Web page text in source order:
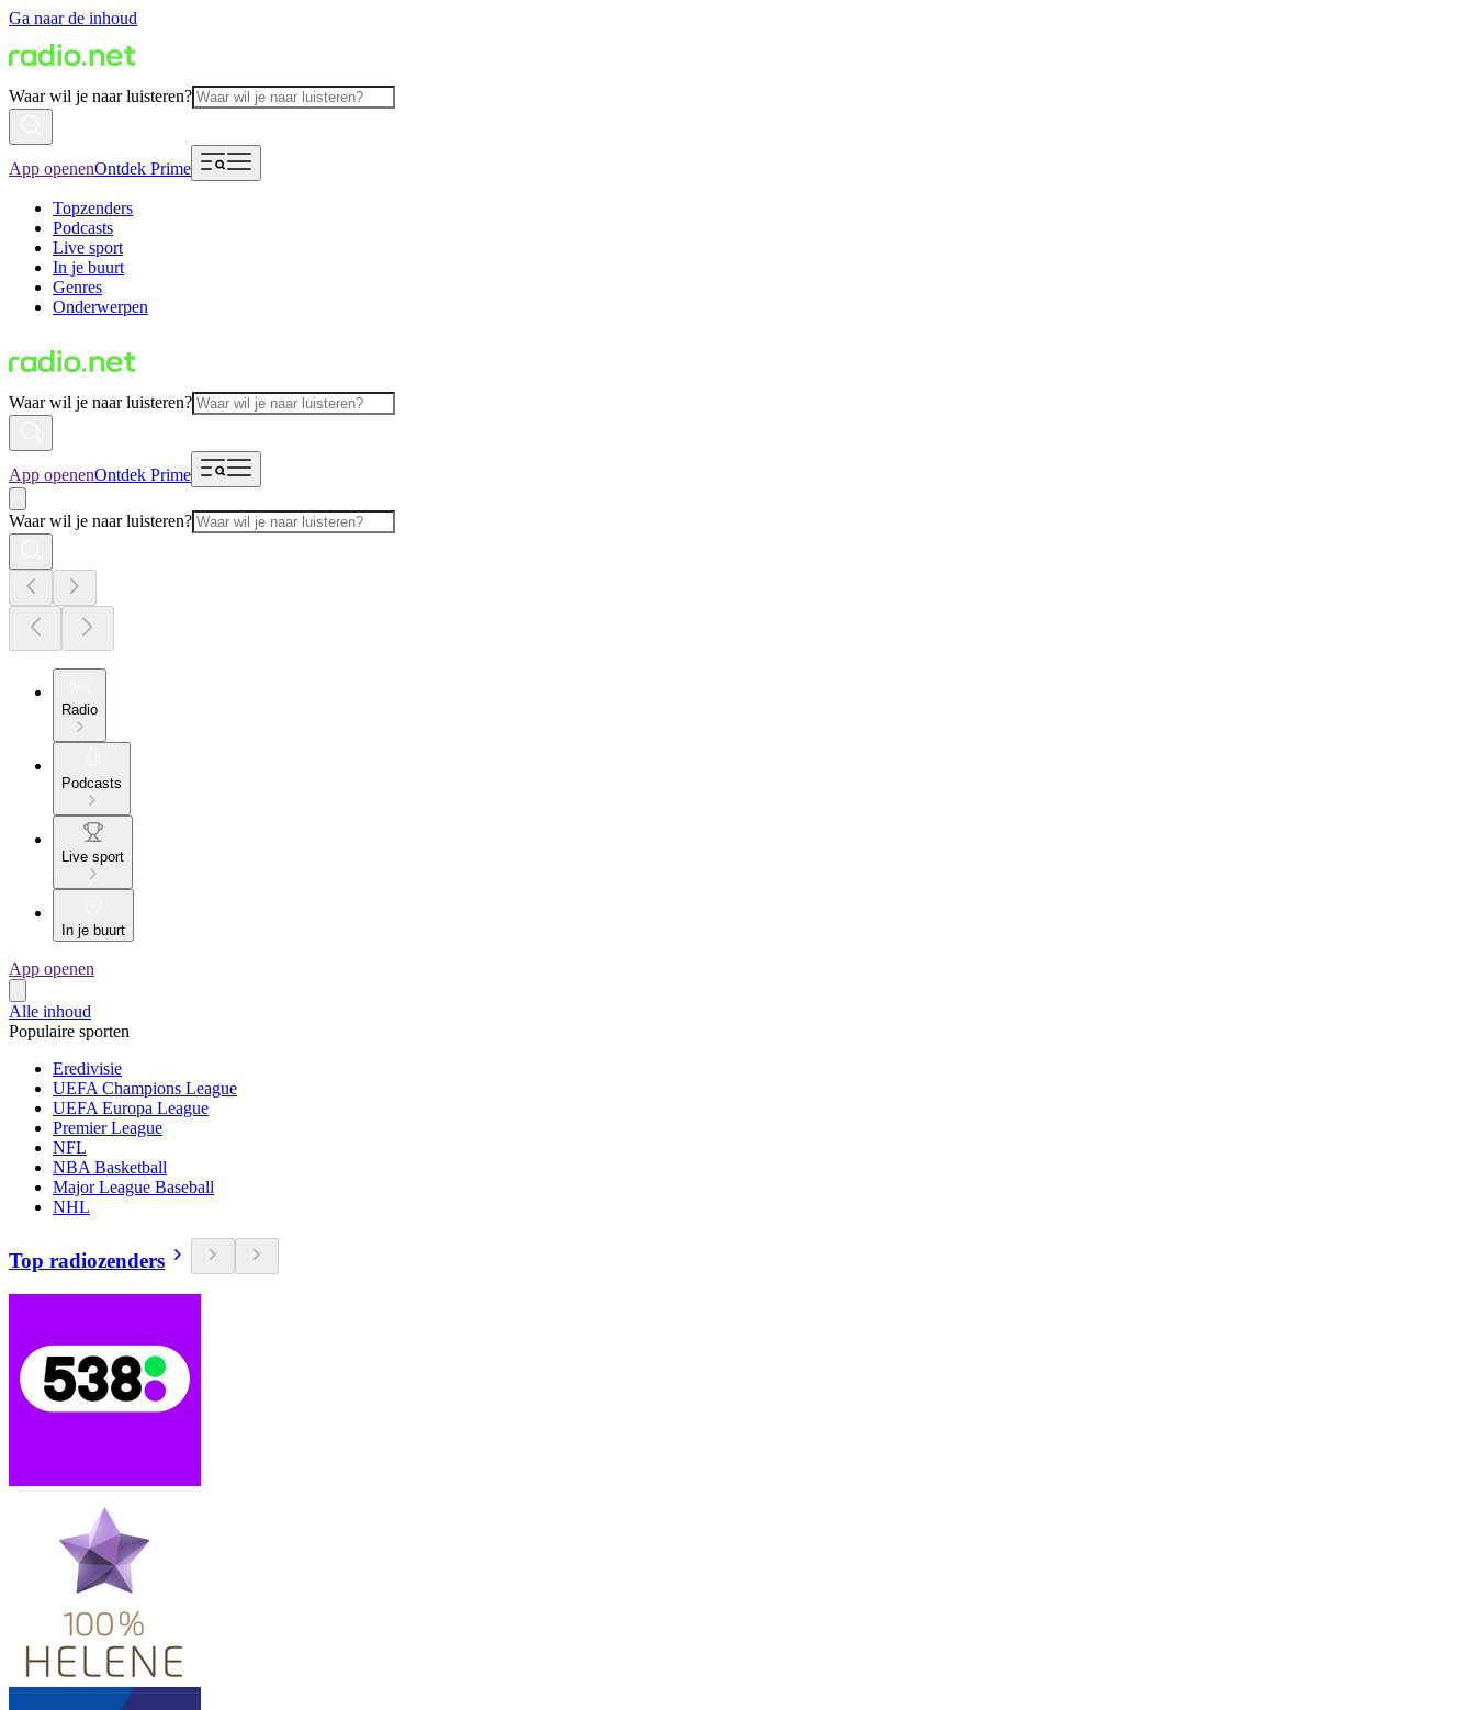
Ga naar de inhoud
Waar wil je naar luisteren?
App openenOntdek Prime
Topzenders
Podcasts
Live sport
In je buurt
Genres
Onderwerpen
Waar wil je naar luisteren?
App openenOntdek Prime
Waar wil je naar luisteren?
Radio
Podcasts
Live sport
In je buurt
App openen
Alle inhoud
Populaire sporten
Eredivisie
UEFA Champions League
UEFA Europa League
Premier League
NFL
NBA Basketball
Major League Baseball
NHL
Top radiozenders